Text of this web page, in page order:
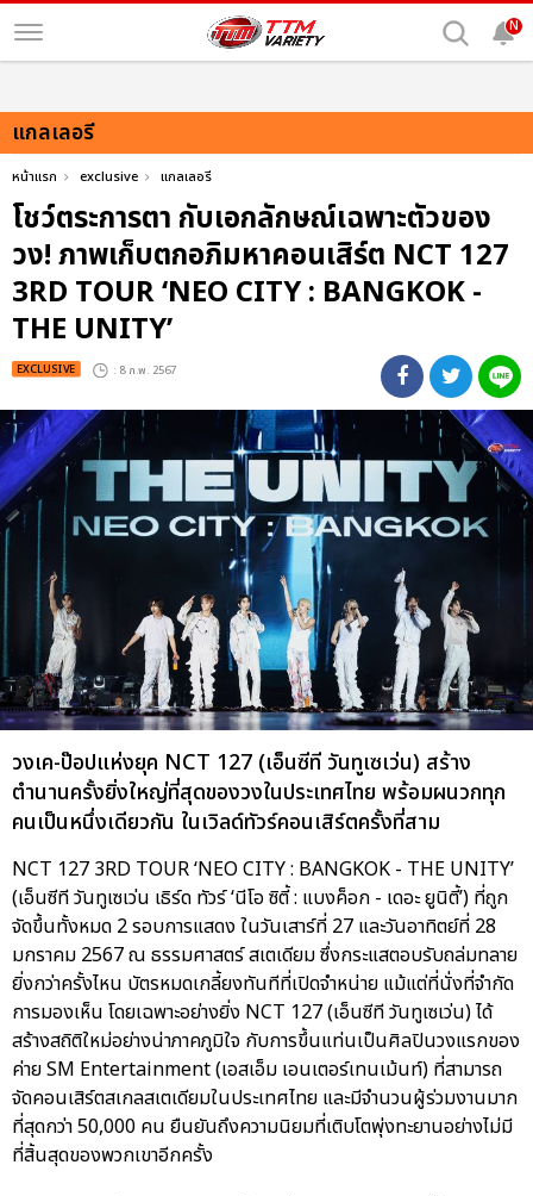
N
แกลเลอรี
หน้าแรก exclusive แกลเลอรี
โชว์ตระการตา กับเอกลักษณ์เฉพาะตัวของ
วง! ภาพเก็บตกอภิมหาคอนเสิร์ต NCT 127
3RD TOUR ‘NEO CITY : BANGKOK -
THE UNITY’
EXCLUSIVE : 8 ก.พ. 2567
วงเค-ป๊อปแห่งยุค NCT 127 (เอ็นซีที วันทูเซเว่น) สร้าง
ตำนานครั้งยิ่งใหญ่ที่สุดของวงในประเทศไทย พร้อมผนวกทุก
คนเป็นหนึ่งเดียวกัน ในเวิลด์ทัวร์คอนเสิร์ตครั้งที่สาม
NCT 127 3RD TOUR ‘NEO CITY : BANGKOK - THE UNITY’
(เอ็นซีที วันทูเซเว่น เธิร์ด ทัวร์ ‘นีโอ ซิตี้ : แบงค็อก - เดอะ ยูนิตี้’) ที่ถูก
จัดขึ้นทั้งหมด 2 รอบการแสดง ในวันเสาร์ที่ 27 และวันอาทิตย์ที่ 28
มกราคม 2567 ณ ธรรมศาสตร์ สเตเดียม ซึ่งกระแสตอบรับถล่มทลาย
ยิ่งกว่าครั้งไหน บัตรหมดเกลี้ยงทันทีที่เปิดจำหน่าย แม้แต่ที่นั่งที่จำกัด
การมองเห็น โดยเฉพาะอย่างยิ่ง NCT 127 (เอ็นซีที วันทูเซเว่น) ได้
สร้างสถิติใหม่อย่างน่าภาคภูมิใจ กับการขึ้นแท่นเป็นศิลปินวงแรกของ
ค่าย SM Entertainment (เอสเอ็ม เอนเตอร์เทนเม้นท์) ที่สามารถ
จัดคอนเสิร์ตสเกลสเตเดียมในประเทศไทย และมีจำนวนผู้ร่วมงานมาก
ที่สุดกว่า 50,000 คน ยืนยันถึงความนิยมที่เติบโตพุ่งทะยานอย่างไม่มี
ที่สิ้นสุดของพวกเขาอีกครั้ง